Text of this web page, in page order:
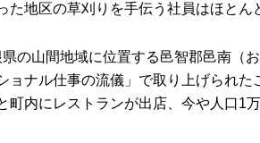
た地区の草刈りを手伝う社員はほとん
県の山間地域に位置する邑智郡邑南（
ョナル仕事の流儀」で取り上げられ
町内にレストランが出店、今や人口1